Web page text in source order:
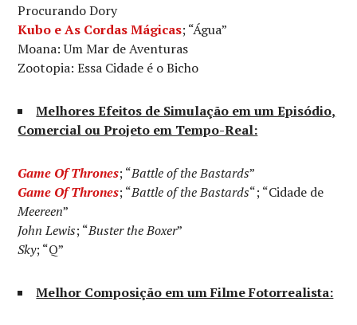
Procurando Dory
Kubo e As Cordas Mágicas; “Água”
Moana: Um Mar de Aventuras
Zootopia: Essa Cidade é o Bicho
Melhores Efeitos de Simulação em um Episódio,
Comercial ou Projeto em Tempo-Real:
Game Of Thrones; “Battle of the Bastards”
Game Of Thrones; “Battle of the Bastards“; “Cidade de
Meereen”
John Lewis; “Buster the Boxer”
Sky; “Q”
Melhor Composição em um Filme Fotorrealista: